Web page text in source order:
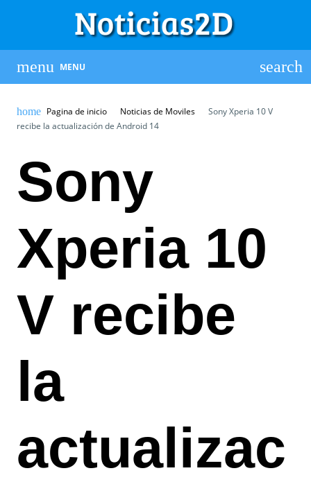
MENU
Pagina de inicio Noticias de Moviles
Sony Xperia 10 V
recibe la actualización de Android 14
Sony
Xperia 10
V recibe
la
actualizac